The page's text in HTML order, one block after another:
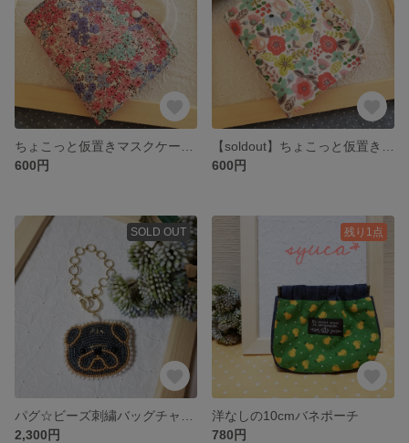
600円
600円
SOLD OUT
2,300円
残り1点
洋なしの10cmバネポーチ
780円